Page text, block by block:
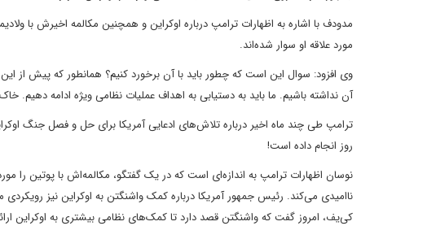
مدودف با اشاره به اظهارات ترامپ درباره اوکراین و همچنین مکالمه اخیرش با
مورد علاقه او سوار شده‌اند.
وی افزود: سوال این است که چطور باید با آن برخورد کنیم؟ همانطور که پیش از
آن نداشته باشیم. ما باید به دستیابی به اهداف عملیات نظامی ویژه ادامه دهیم.
ترامپ طی چند ماه اخیر درباره تلاش‌های ادعایی آمریکا برای حل و فصل جنگ
روز انجام داده است!
نوسان اظهارات ترامپ به اندازه‌ای است که در یک گفتگو، مکالمه‌اش با پوتین را
ناامیدی می‌کند. رئیس جمهور آمریکا درباره کمک واشنگتن به اوکراین نیز
کی‌یف، امروز گفت که واشنگتن قصد دارد تا کمک‌های نظامی بیشتری به اوکراین